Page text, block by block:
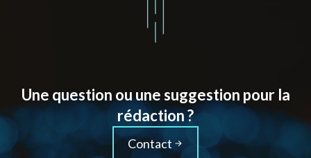
Une question ou une suggestion pour la
rédaction ?
Contact